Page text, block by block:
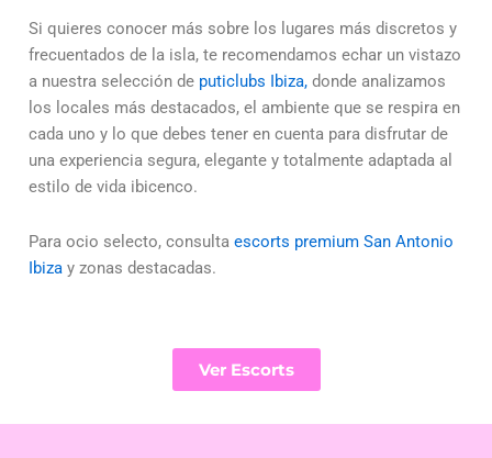
Si quieres conocer más sobre los lugares más discretos y
frecuentados de la isla, te recomendamos echar un vistazo
a nuestra selección de puticlubs Ibiza, donde analizamos
los locales más destacados, el ambiente que se respira en
cada uno y lo que debes tener en cuenta para disfrutar de
una experiencia segura, elegante y totalmente adaptada al
estilo de vida ibicenco.
Para ocio selecto, consulta escorts premium San Antonio
Ibiza y zonas destacadas.
Ver Escorts